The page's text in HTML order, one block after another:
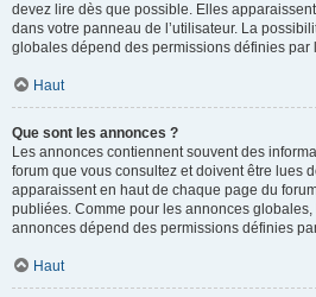
devez lire dès que possible. Elles
dans votre panneau de l’utilisateur. La
globales dépend des permissions définies par
Haut
Que sont les annonces ?
Les annonces contiennent souvent des
forum que vous consultez et doivent être lues
apparaissent en haut de chaque page du
publiées. Comme pour les annonces
annonces dépend des permissions définies
Haut